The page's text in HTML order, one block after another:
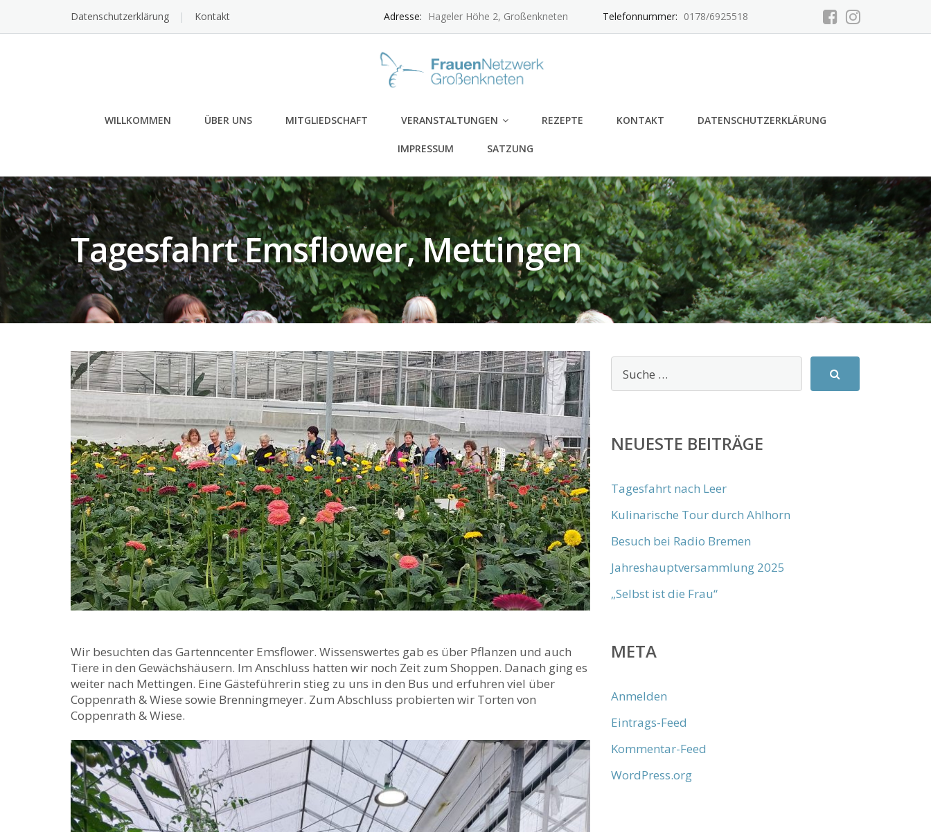
content
Datenschutzerklärung Kontakt Adresse: Hageler Höhe 2, Großenkneten Telefonnummer: 0178/6925518
WILLKOMMEN ÜBER UNS MITGLIEDSCHAFT VERANSTALTUNGEN REZEPTE KONTAKT DATENSCHUTZERKLÄRUNG
IMPRESSUM SATZUNG
Tagesfahrt Emsflower, Mettingen
Wir besuchten das Gartenncenter Emsflower. Wissenswertes gab es über Pflanzen und auch
Tiere in den Gewächshäusern. Im Anschluss hatten wir noch Zeit zum Shoppen. Danach ging es
weiter nach Mettingen. Eine Gästeführerin stieg zu uns in den Bus und erfuhren viel über
Coppenrath & Wiese sowie Brenningmeyer. Zum Abschluss probierten wir Torten von
Coppenrath & Wiese.
NEUESTE BEITRÄGE
Tagesfahrt nach Leer
Kulinarische Tour durch Ahlhorn
Besuch bei Radio Bremen
Jahreshauptversammlung 2025
„Selbst ist die Frau“
META
Anmelden
Eintrags-Feed
Kommentar-Feed
WordPress.org